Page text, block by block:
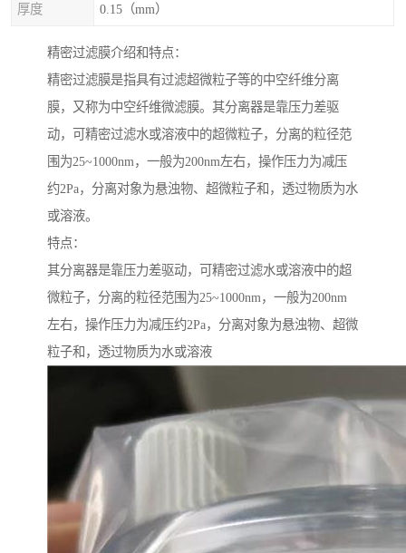
厚度 0.15（mm）
精密过滤膜介绍和特点：
精密过滤膜是指具有过滤超微粒子等的中空纤维分离
膜，又称为中空纤维微滤膜。其分离器是靠压力差驱
动，可精密过滤水或溶液中的超微粒子，分离的粒径范
围为25~1000nm，一般为200nm左右，操作压力为减压
约2Pa，分离对象为悬浊物、超微粒子和，透过物质为水
或溶液。
特点：
其分离器是靠压力差驱动，可精密过滤水或溶液中的超
微粒子，分离的粒径范围为25~1000nm，一般为200nm
左右，操作压力为减压约2Pa，分离对象为悬浊物、超微
粒子和，透过物质为水或溶液